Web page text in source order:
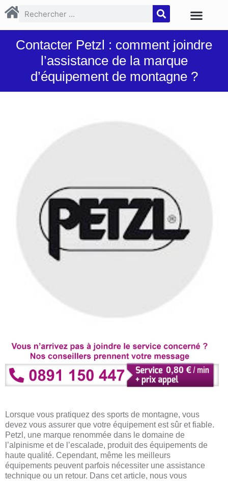
Contacter Petzl : comment joindre
l’assistance de la marque
d’équipement de montagne ?
Lorsque vous pratiquez des sports de montagne, vous
devez vous assurer que votre équipement est sûr et fiable.
Petzl, une marque renommée dans le domaine de
l’alpinisme et de l’escalade, produit des équipements de
haute qualité. Cependant, même les meilleurs
équipements peuvent parfois nécessiter une assistance
technique ou un retour. Dans cet article, nous vous